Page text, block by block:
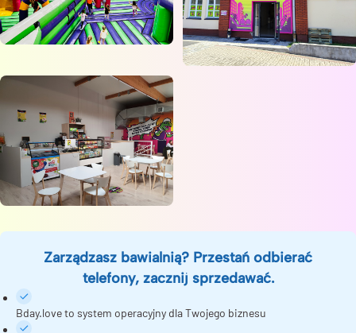
Zarządzasz bawialnią? Przestań odbierać
telefony, zacznij sprzedawać.
Bday.love to system operacyjny dla Twojego biznesu